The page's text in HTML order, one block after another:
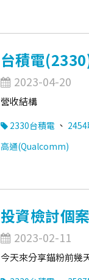
台積電
2023-04-20
營收結構
2330台積電 、
高通(Qualcomm)
投資檢討個
2023-02-11
今天來分享錨粉前幾